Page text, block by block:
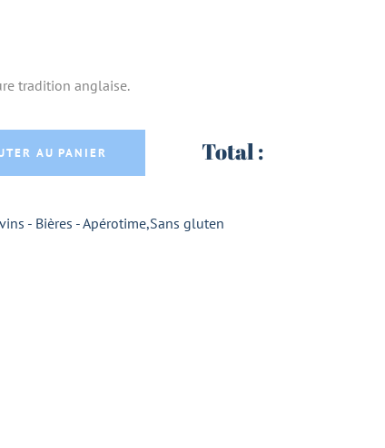
tradition anglaise.
GLUTEN 33CL - BRASSERIE LA LUTINE
AU PANIER Total :
- Bières - Apérotime,Sans gluten